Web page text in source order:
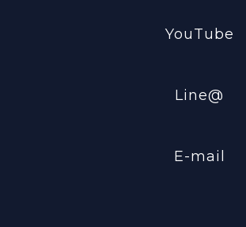
YouTube
Line@
E-mail